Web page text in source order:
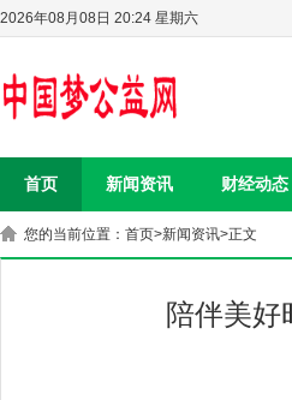
2026年08月08日 20:24 星期六
首页 新闻资讯 财经动态
您的当前位置： 首页>新闻资讯>正文
陪伴美好